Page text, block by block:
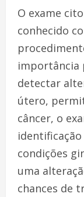
O exame
conhecido
importância
detectar
útero,
câncer, o
condições
uma
chances de